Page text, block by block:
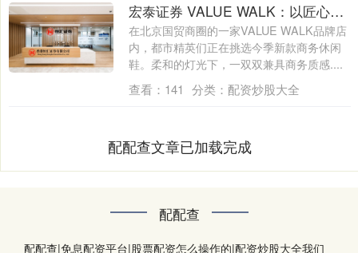
宏泰证券 VALUE WALK：以匠心步履，丈量商务时尚新维度_品牌_陈智勇_休闲
在北京国贸商圈的一家VALUE WALK品牌店
内，都市精英们正在挑选今季新款商务休闲
鞋。柔和的灯光下，一双双兼具商务质感....
查看： 141 分类： 配资炒股大全
配配查文章已加载完成
配配查
配配查|免息配资平台|股票配资怎么操作的|配资炒股大全我们